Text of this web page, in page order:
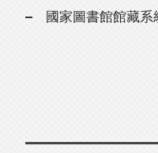
國家圖書館館藏系